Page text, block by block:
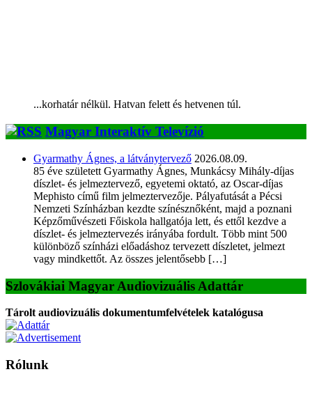
...korhatár nélkül. Hatvan felett és hetvenen túl.
Magyar Interaktív Televízió
Gyarmathy Ágnes, a látványtervező 2026.08.09.
85 éve született Gyarmathy Ágnes, Munkácsy Mihály-díjas
díszlet- és jelmeztervező, egyetemi oktató, az Oscar-díjas
Mephisto című film jelmeztervezője. Pályafutását a Pécsi
Nemzeti Színházban kezdte színésznőként, majd a poznani
Képzőművészeti Főiskola hallgatója lett, és ettől kezdve a
díszlet- és jelmeztervezés irányába fordult. Több mint 500
különböző színházi előadáshoz tervezett díszletet, jelmezt
vagy mindkettőt. Az összes jelentősebb […]
Szlovákiai Magyar Audiovizuális Adattár
Tárolt audiovizuális dokumentumfelvételek katalógusa
Rólunk